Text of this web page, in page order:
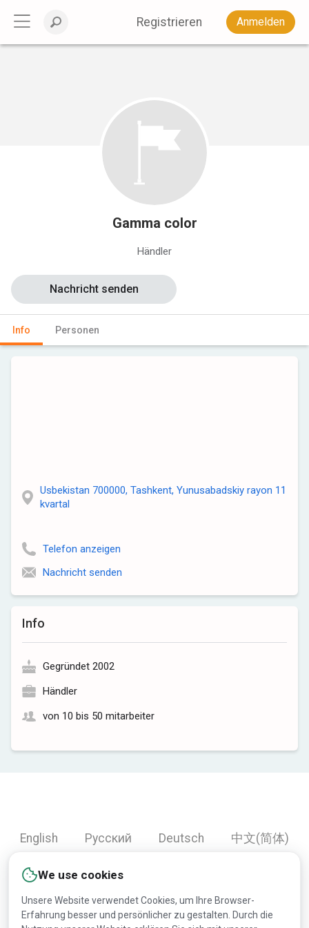
Registrieren Anmelden
Gamma color
Händler
Info Personen
Nachricht senden
Info
Gegründet 2002
Händler
von 10 bis 50 mitarbeiter
Usbekistan 700000, Tashkent, Yunusabadskiy rayon 11
kvartal
Telefon anzeigen
Nachricht senden
We use cookies
Unsere Website verwendet Cookies, um Ihre Browser-
Erfahrung besser und persönlicher zu gestalten. Durch die
English Русский Deutsch
中文(简体)
العربية
Türkçe